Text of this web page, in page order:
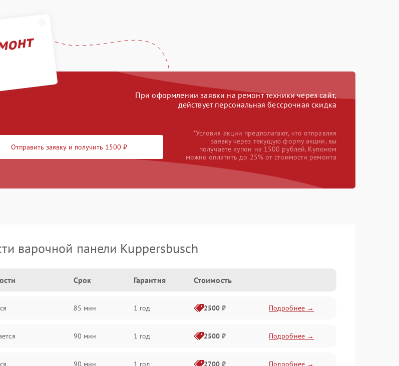
При оформлении заявки на ремонт техники через сайт,
действует персональная бессрочная скидка
Отправить заявку и получить 1500 ₽
*Условия акции предполагают, что отправляя
заявку через текущую форму акции, вы
получаете купон на 1500 рублей. Купоном
можно оплатить до 25% от стоимости ремонта
варочной панели Kuppersbusch
Срок Гарантия Стоимость
85 мин 1 год 2500 ₽ Подробнее →
90 мин 1 год 2500 ₽ Подробнее →
90 мин 1 год 2700 ₽ Подробнее →